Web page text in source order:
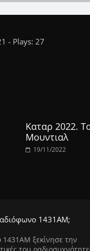
- Plays: 27
Καταρ 2022.
Μουντιαλ
19/11/2022
1431ΑΜ;
ξεκίνησε την